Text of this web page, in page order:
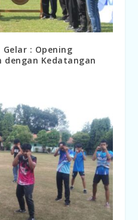
Gelar : Opening
dengan Kedatangan